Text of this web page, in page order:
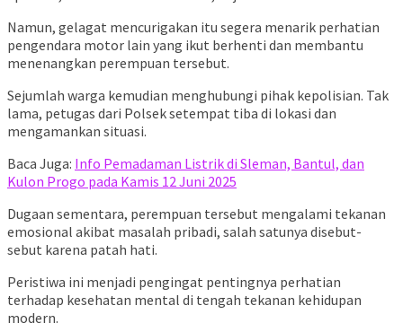
Namun, gelagat mencurigakan itu segera menarik perhatian
pengendara motor lain yang ikut berhenti dan membantu
menenangkan perempuan tersebut.
Sejumlah warga kemudian menghubungi pihak kepolisian. Tak
lama, petugas dari Polsek setempat tiba di lokasi dan
mengamankan situasi.
Baca Juga: Info Pemadaman Listrik di Sleman, Bantul, dan
Kulon Progo pada Kamis 12 Juni 2025
Dugaan sementara, perempuan tersebut mengalami tekanan
emosional akibat masalah pribadi, salah satunya disebut-
sebut karena patah hati.
Peristiwa ini menjadi pengingat pentingnya perhatian
terhadap kesehatan mental di tengah tekanan kehidupan
modern.